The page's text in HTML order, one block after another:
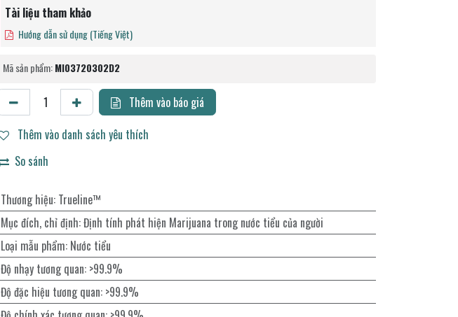
Tài liệu tham khảo
Hướng dẫn sử dụng (Tiếng Việt)
Mã sản phẩm:MI03720302D2
Thêm vào báo giá
Thêm vào danh sách yêu thích
So sánh
Thương hiệu: Trueline™
Mục đích, chỉ định:Định tính phát hiện Marijuana trong nước tiểu của người
Loại mẫu phẩm: Nước tiểu
Độ nhạy tương quan: >99.9%
Độ đặc hiệu tương quan: >99.9%